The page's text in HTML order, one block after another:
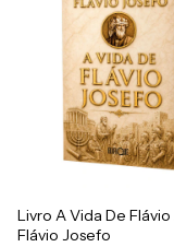
Livro A Vida De
Flávio Josefo